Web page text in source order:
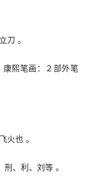
刀 。
熙笔画：２部外笔
火也 。
、利、刘等 。